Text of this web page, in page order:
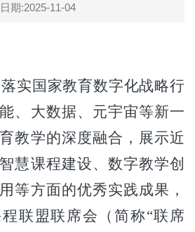
日期:2025-11-04
实国家教育数字化战略行
、大数据、元宇宙等新一
教学的深度融合，展示近
慧课程建设、数字教学创
等方面的优秀实践成果，
联盟联席会（简称“联席